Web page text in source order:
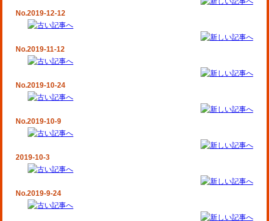
No.2019-12-12
No.2019-11-12
No.2019-10-24
No.2019-10-9
2019-10-3
No.2019-9-24